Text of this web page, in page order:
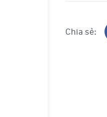
Chia sẻ: